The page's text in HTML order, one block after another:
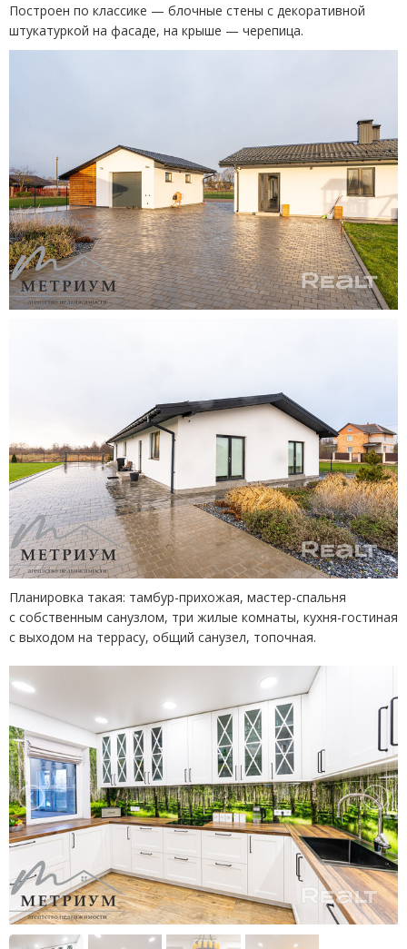
Построен по классике — блочные стены с декоративной
штукатуркой на фасаде, на крыше — черепица.
Планировка такая: тамбур-прихожая, мастер-спальня
с собственным санузлом, три жилые комнаты, кухня-гостиная
с выходом на террасу, общий санузел, топочная.